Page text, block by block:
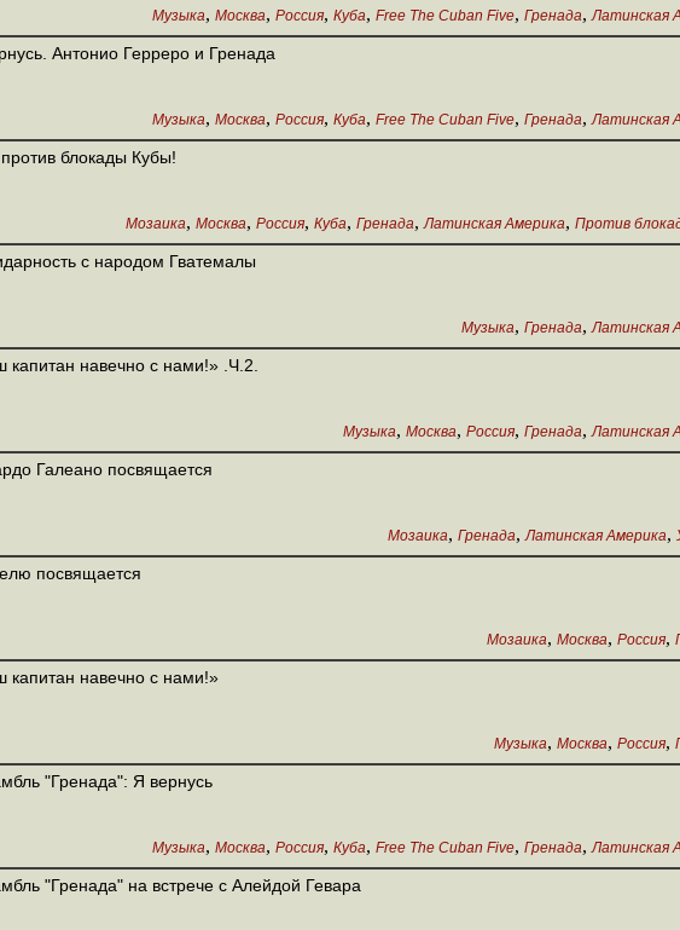
Музыка, Москва, Россия, Куба, Free The Cuban Five, Гренада, Латинская
Антонио Герреро и Гренада
Музыка, Москва, Россия, Куба, Free The Cuban Five, Гренада, Латинская
блокады Кубы!
Мозаика, Москва, Россия, Куба, Гренада, Латинская Америка, Против
с народом Гватемалы
Музыка, Гренада, Латинская
капитан навечно с нами!» .Ч.2.
Музыка, Москва, Россия, Гренада, Латинская
Галеано посвящается
Мозаика, Гренада, Латинская Америка,
посвящается
Мозаика, Москва, Россия,
капитан навечно с нами!»
Музыка, Москва, Россия,
"Гренада": Я вернусь
Музыка, Москва, Россия, Куба, Free The Cuban Five, Гренада, Латинская
"Гренада" на встрече с Алейдой Гевара